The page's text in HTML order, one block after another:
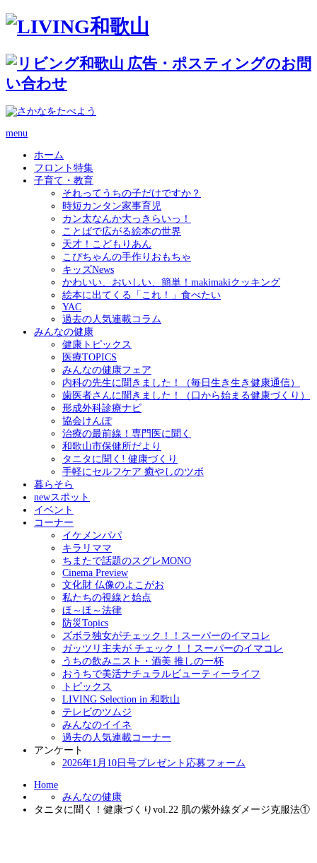
menu
ホーム
フロント特集
子育て・教育
それってうちの子だけですか？
時短カンタン家事育児
カン太なんか大っきらいっ！
ことばで広がる絵本の世界
天才！こどもりあん
こぴちゃんの手作りおもちゃ
キッズNews
かわいい、おいしい、簡単！makimakiクッキング
絵本に出てくる「これ！」食べたい
YAC
過去の人気連載コラム
みんなの健康
健康トピックス
医療TOPICS
みんなの健康フェア
内科の先生に聞きました！（毎日生き生き健康通信）
歯医者さんに聞きました！（口から始まる健康づくり）
形成外科診療ナビ
協会けんぽ
治療の最前線！専門医に聞く
和歌山市保健所だより
タニタに聞く! 健康づくり
手軽にセルフケア 癒やしのツボ
暮らそら
newスポット
イベント
コーナー
イケメンパパ
キラリママ
ちまたで話題のスグレMONO
Cinema Preview
文化財 仏像のよこがお
私たちの視線と始点
ほ～ほ～法律
防災Topics
ズボラ独女がチェック！！スーパーのイマコレ
ガッツリ主夫が チェック！！スーパーのイマコレ
うちの飲みニスト・酒美 推しの一杯
おうちで美活ナチュラルビューティーライフ
トピックス
LIVING Selection in 和歌山
テレビのツムジ
みんなのイイネ
過去の人気連載コーナー
アンケート
2026年1月10日号プレゼント応募フォーム
Home
みんなの健康
タニタに聞く！健康づくりvol.22 肌の紫外線ダメージ克服法①